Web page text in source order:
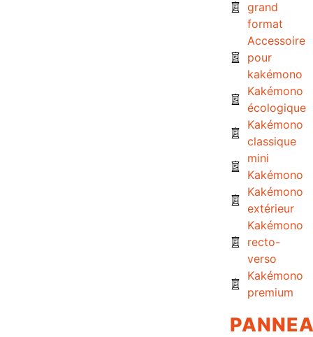
grand
format
Accessoire
pour
kakémono
Kakémono
écologique
Kakémono
classique
mini
Kakémono
Kakémono
extérieur
Kakémono
recto-
verso
Kakémono
premium